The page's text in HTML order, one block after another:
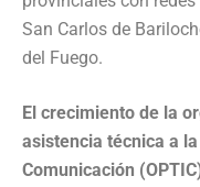
San Carlos de
del Fuego.
El crecimiento de la
asistencia técnica a
Comunicación